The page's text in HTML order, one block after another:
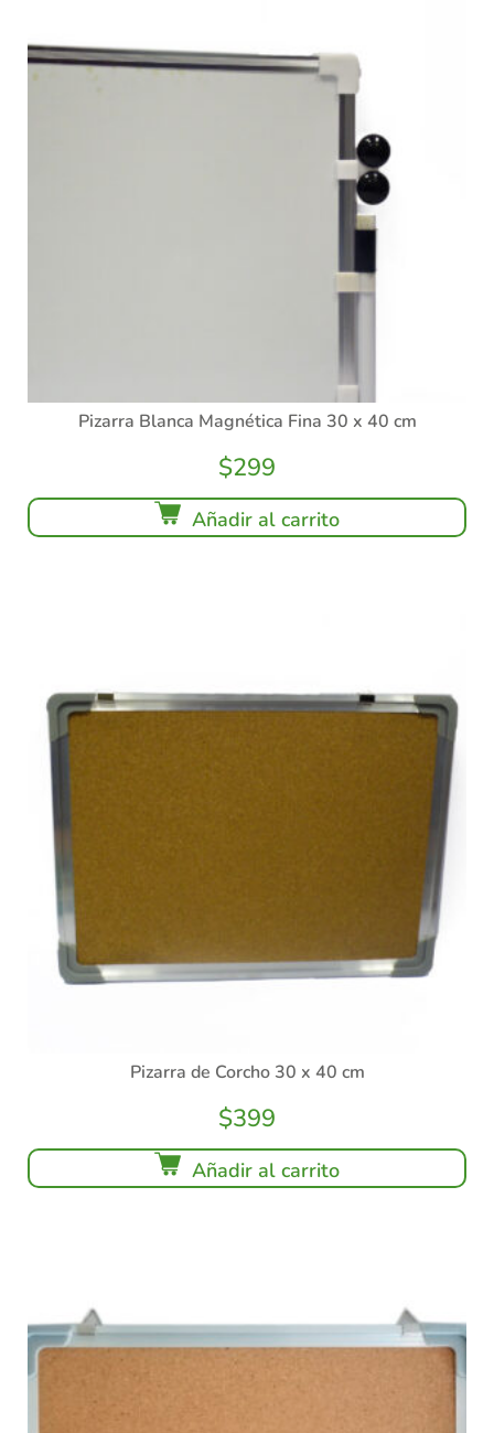
Pizarra Blanca Magnética Fina 30 x 40 cm
$299
Añadir al carrito
Pizarra de Corcho 30 x 40 cm
$399
Añadir al carrito